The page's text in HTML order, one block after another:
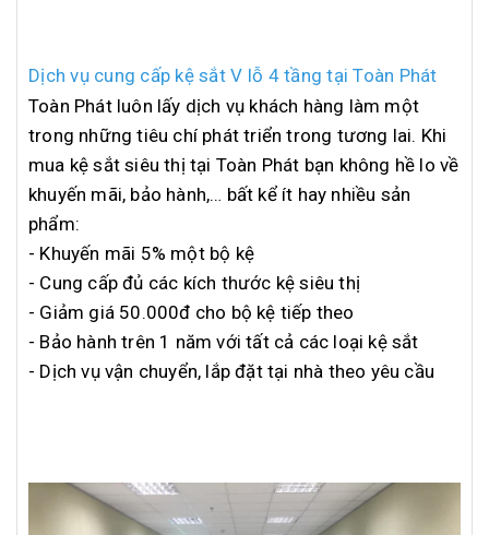
Dịch vụ cung cấp kệ sắt V lỗ 4 tầng tại Toàn Phát
Toàn Phát luôn lấy dịch vụ khách hàng làm một
trong những tiêu chí phát triển trong tương lai. Khi
mua kệ sắt siêu thị tại Toàn Phát bạn không hề lo về
khuyến mãi, bảo hành,… bất kể ít hay nhiều sản
phẩm:
- Khuyến mãi 5% một bộ kệ
- Cung cấp đủ các kích thước kệ siêu thị
- Giảm giá 50.000đ cho bộ kệ tiếp theo
- Bảo hành trên 1 năm với tất cả các loại kệ sắt
- Dịch vụ vận chuyển, lắp đặt tại nhà theo yêu cầu